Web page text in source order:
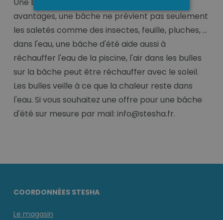
avantages, une bâche ne prévient pas seulement
les saletés comme des insectes, feuille, pluches, ...
dans l'eau, une bâche d'été aide aussi à
réchauffer l'eau de la piscine, l'air dans les bulles
sur la bâche peut être réchauffer avec le soleil.
Les bulles veille à ce que la chaleur reste dans
l'eau. Si vous souhaitez une offre pour une bâche
d'été sur mesure par mail: info@stesha.fr.
COORDONNÉES STESHA
Le magasin